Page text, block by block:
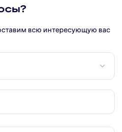
всю интересующую вас